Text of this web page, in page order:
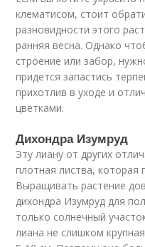
клематисом, стоит
разновидности этого
ранняя весна. Однако
строение или забор,
придется запастись
прихотлив в уходе и
цветками.
Дихондра Изумруд
Эту лиану от других
плотная листва, которая
Выращивать растение
дихондра Изумруд для
только солнечный
лиана не слишком